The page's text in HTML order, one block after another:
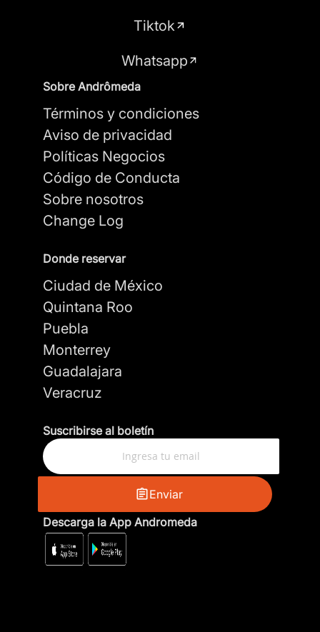
Tiktok
Whatsapp
Sobre Andrômeda
Términos y condiciones
Aviso de privacidad
Políticas Negocios
Código de Conducta
Sobre nosotros
Change Log
Donde reservar
Ciudad de México
Quintana Roo
Puebla
Monterrey
Guadalajara
Veracruz
Suscribirse al boletín
Enviar
Descarga la App Andromeda